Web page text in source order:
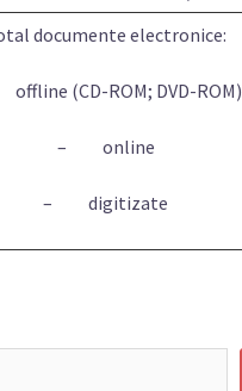
documente electronice:
(CD-ROM; DVD-ROM)
– online
– digitizate